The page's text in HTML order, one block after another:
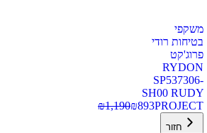
משקפי
בטיחות רודי
פרוג'קט
RYDON
SP537306-
SH00 RUDY
PROJECT
₪893
₪1,190
חזור